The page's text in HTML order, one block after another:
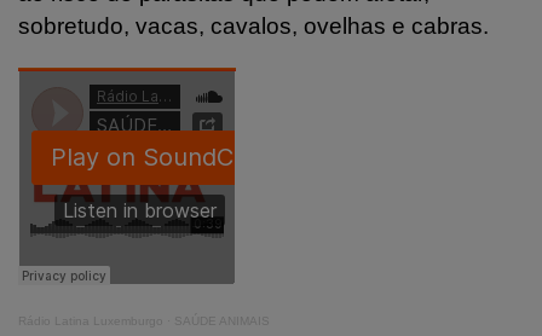
sobretudo, vacas, cavalos, ovelhas e cabras.
Rádio Latina Luxemburgo SAÚDE ANIMAIS